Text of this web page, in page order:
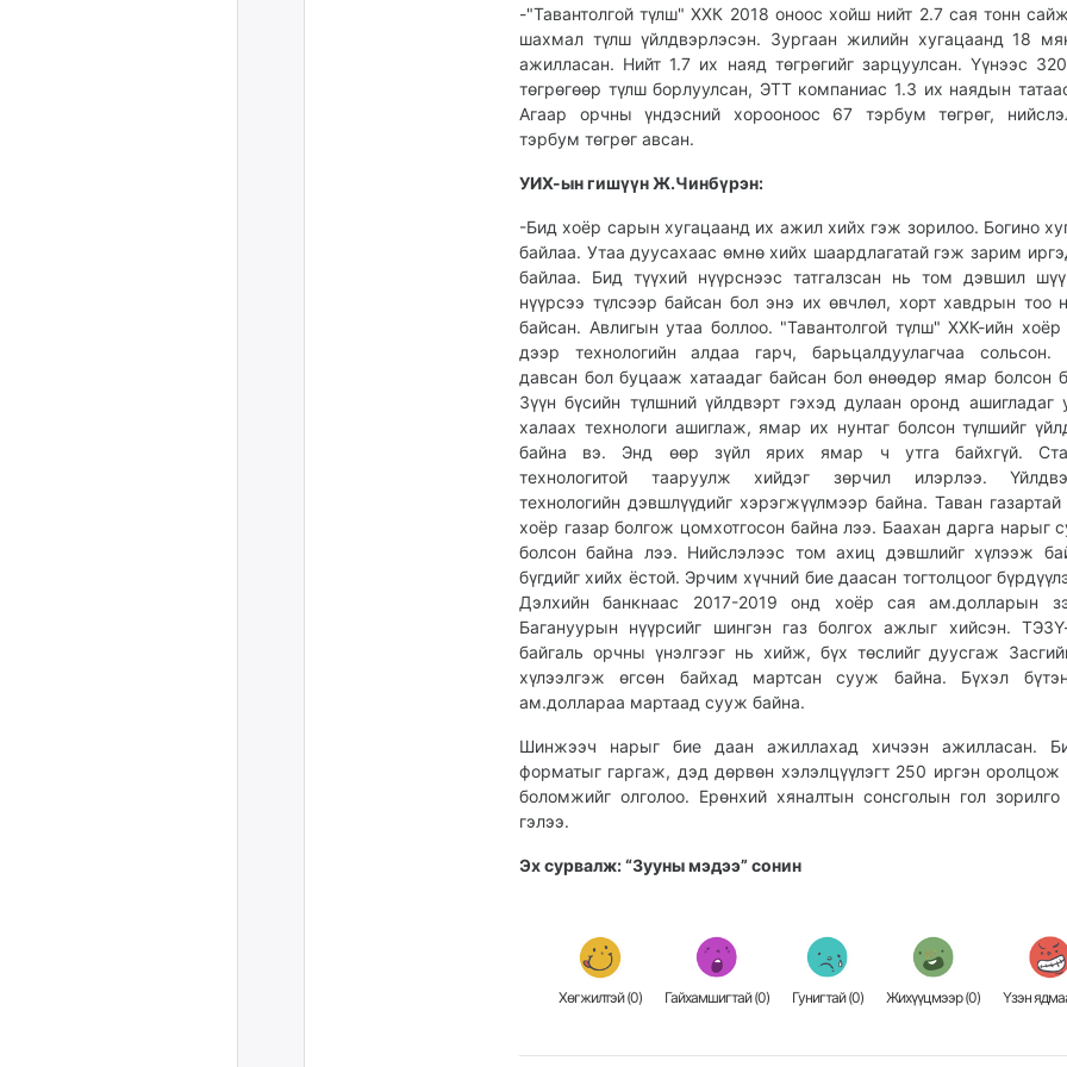
-"Тавантолгой түлш" ХХК 2018 оноос хойш нийт 2.7 сая тонн
шахмал түлш үйлдвэрлэсэн. Зургаан жилийн хугацаанд 18
ажилласан. Нийт 1.7 их наяд төгрөгийг зарцуулсан. Үүнээс
төгрөгөөр түлш борлуулсан, ЭТТ компаниас 1.3 их наядын
Агаар орчны үндэсний хорооноос 67 тэрбум төгрөг,
тэрбум төгрөг авсан.
УИХ-ын гишүүн Ж.Чинбүрэн:
-Бид хоёр сарын хугацаанд их ажил хийх гэж зорилоо. Богино
байлаа. Утаа дуусахаас өмнө хийх шаардлагатай гэж зарим
байлаа. Бид түүхий нүүрснээс татгалзсан нь том дэвшил
нүүрсээ түлсээр байсан бол энэ их өвчлөл, хорт хавдрын тоо
байсан. Авлигын утаа боллоо. "Тавантолгой түлш" ХХК-ийн хоёр
дээр технологийн алдаа гарч, барьцалдуулагчаа сольсон.
давсан бол буцааж хатаадаг байсан бол өнөөдөр ямар болсон
Зүүн бүсийн түлшний үйлдвэрт гэхэд дулаан оронд ашигладаг
халаах технологи ашиглаж, ямар их нунтаг болсон түлшийг
байна вэ. Энд өөр зүйл ярих ямар ч утга байхгүй.
технологитой тааруулж хийдэг зөрчил илэрлээ.
технологийн дэвшлүүдийг хэрэгжүүлмээр байна. Таван
хоёр газар болгож цомхотгосон байна лээ. Баахан дарга нарыг
болсон байна лээ. Нийслэлээс том ахиц дэвшлийг хүлээж
бүгдийг хийх ёстой. Эрчим хүчний бие даасан тогтолцоог
Дэлхийн банкнаас 2017-2019 онд хоёр сая ам.долларын
Багануурын нүүрсийг шингэн газ болгох ажлыг хийсэн.
байгаль орчны үнэлгээг нь хийж, бүх төслийг дуусгаж
хүлээлгэж өгсөн байхад мартсан сууж байна. Бүхэл
ам.доллараа мартаад сууж байна.
Шинжээч нарыг бие даан ажиллахад хичээн ажилласан.
форматыг гаргаж, дэд дөрвөн хэлэлцүүлэгт 250 иргэн оролцож
боломжийг олголоо. Ерөнхий хяналтын сонсголын гол
гэлээ.
Эх сурвалж: “Зууны мэдээ” сонин
Хөгжилтэй (0) Гайхамшигтай (0) Гунигтай (0) Жихүүцмээр (0) Үзэн